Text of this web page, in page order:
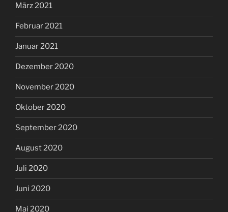
März 2021
Februar 2021
Januar 2021
Dezember 2020
November 2020
Oktober 2020
September 2020
August 2020
Juli 2020
Juni 2020
Mai 2020